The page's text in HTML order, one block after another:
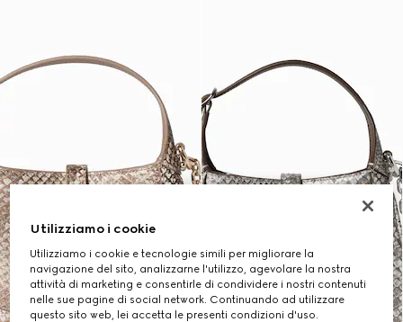
Utilizziamo i cookie
Utilizziamo i cookie e tecnologie simili per migliorare la
navigazione del sito, analizzarne l'utilizzo, agevolare la nostra
attività di marketing e consentirle di condividere i nostri contenuti
nelle sue pagine di social network. Continuando ad utilizzare
questo sito web, lei accetta le presenti condizioni d'uso.